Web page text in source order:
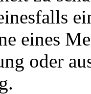
eines
oder